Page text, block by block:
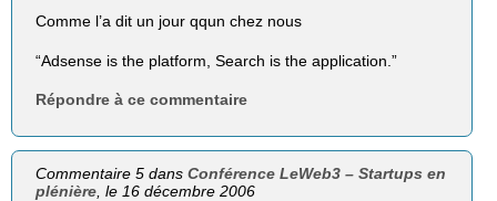
Comme l’a dit un jour qqun chez nous
“Adsense is the platform, Search is the application.”
Répondre à ce commentaire
Commentaire 5 dansConférence LeWeb3 – Startups en
plénière , le 16 décembre 2006